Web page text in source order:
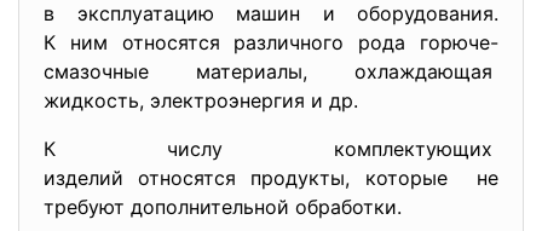
в эксплуатацию машин и оборудования.
К ним относятся различного рода горюче-
смазочные материалы, охлаждающая
жидкость, электроэнергия и др.
К числу комплектующих
изделий относятся продукты, которые не
требуют дополнительной обработки.